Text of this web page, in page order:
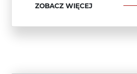
ZOBACZ WIĘCEJ